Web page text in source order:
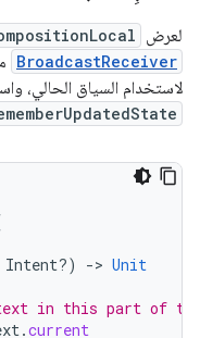
لعرض
BroadcastReceiver
لاستخدام السياق الحالي،
Intent?) -> Unit
in this part of
.current